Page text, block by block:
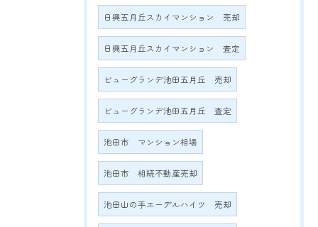
日興五月丘スカイマンション 売却
日興五月丘スカイマンション 査定
ビューグランデ池田五月丘 売却
ビューグランデ池田五月丘 査定
池田市 マンション相場
池田市 相続不動産売却
池田山の手エーデルハイツ 売却